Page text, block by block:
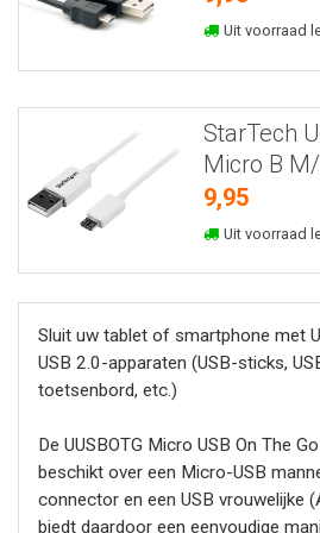
Uit voorraad
StarTech
Micro B
9,95
Uit voorraad
Sluit uw tablet of smartphone met
USB 2.0-apparaten (USB-sticks,
toetsenbord, etc.)
De UUSBOTG Micro USB On The
beschikt over een Micro-USB
connector en een USB vrouwelijke
biedt daardoor een eenvoudige